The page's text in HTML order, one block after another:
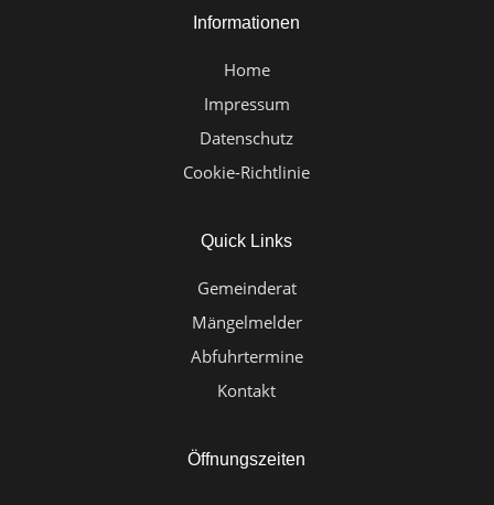
Informationen
Home
Impressum
Datenschutz
Cookie-Richtlinie
Quick Links
Gemeinderat
Mängelmelder
Abfuhrtermine
Kontakt
Öffnungszeiten